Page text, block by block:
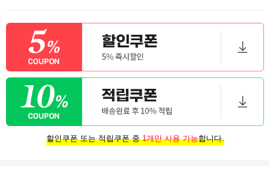
할인쿠폰 또는 적립쿠폰 중1개만 사용 가능합니다.